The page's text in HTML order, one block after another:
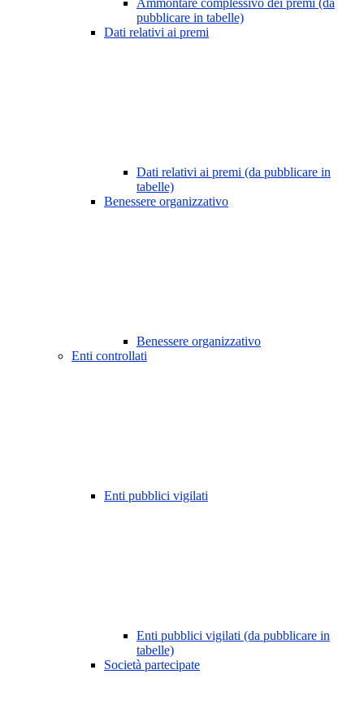
Ammontare complessivo dei premi (da
pubblicare in tabelle)
Dati relativi ai premi
Dati relativi ai premi (da pubblicare in
tabelle)
Benessere organizzativo
Benessere organizzativo
Enti controllati
Enti pubblici vigilati
Enti pubblici vigilati (da pubblicare in
tabelle)
Società partecipate